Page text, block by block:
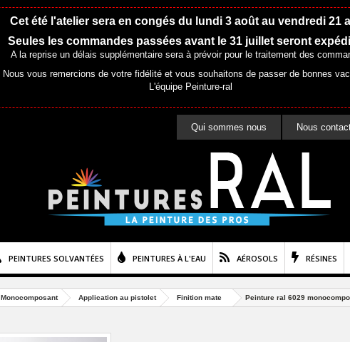
Cet été l'atelier sera en congés du lundi 3 août au vendredi 21
Seules les commandes passées avant le 31 juillet seront
A la reprise un délais supplémentaire sera à prévoir pour le traitement des
Nous vous remercions de votre fidélité et vous souhaitons de passer de bonnes
L'équipe Peinture-ral
Nous
Qui sommes nous
PEINTURES SOLVANTÉES PEINTURES À L'EAU AÉROSOLS RÉSINES
Monocomposant Application au pistolet Finition mate Peinture ral 6029